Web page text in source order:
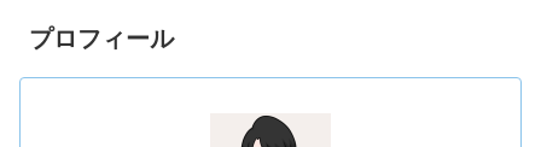
プロフィール